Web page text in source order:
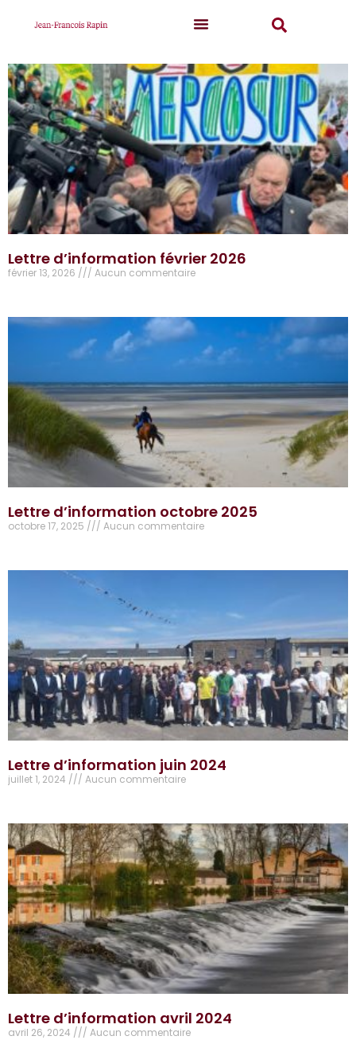
Lettre d’information février 2026
février 13, 2026 Aucun commentaire
Lettre d’information octobre 2025
octobre 17, 2025 Aucun commentaire
Lettre d’information juin 2024
juillet 1, 2024 Aucun commentaire
Lettre d’information avril 2024
avril 26, 2024 Aucun commentaire